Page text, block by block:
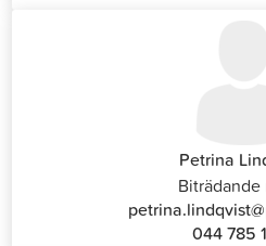
Petrina
Biträdande
044 785